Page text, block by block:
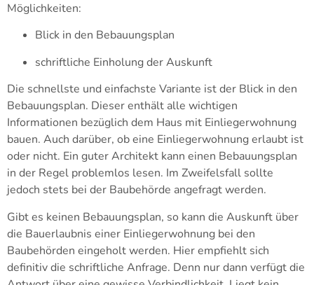
Möglichkeiten:
Blick in den Bebauungsplan
schriftliche Einholung der Auskunft
Die schnellste und einfachste Variante ist der Blick in den
Bebauungsplan. Dieser enthält alle wichtigen
Informationen bezüglich dem Haus mit Einliegerwohnung
bauen. Auch darüber, ob eine Einliegerwohnung erlaubt ist
oder nicht. Ein guter Architekt kann einen Bebauungsplan
in der Regel problemlos lesen. Im Zweifelsfall sollte
jedoch stets bei der Baubehörde angefragt werden.
Gibt es keinen Bebauungsplan, so kann die Auskunft über
die Bauerlaubnis einer Einliegerwohnung bei den
Baubehörden eingeholt werden. Hier empfiehlt sich
definitiv die schriftliche Anfrage. Denn nur dann verfügt die